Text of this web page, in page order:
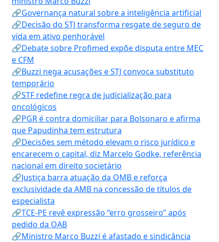
🔗Governança natural sobre a inteligência artificial
🔗Decisão do STJ transforma resgate de seguro de
vida em ativo penhorável
🔗Debate sobre Profimed expõe disputa entre MEC
e CFM
🔗Buzzi nega acusações e STJ convoca substituto
temporário
🔗STF redefine regra de judicialização para
oncológicos
🔗PGR é contra domiciliar para Bolsonaro e afirma
que Papudinha tem estrutura
🔗Decisões sem método elevam o risco jurídico e
encarecem o capital, diz Marcelo Godke, referência
nacional em direito societário
🔗Justiça barra atuação da OMB e reforça
exclusividade da AMB na concessão de títulos de
especialista
🔗TCE-PE revê expressão “erro grosseiro” após
pedido da OAB
🔗Ministro Marco Buzzi é afastado e sindicância